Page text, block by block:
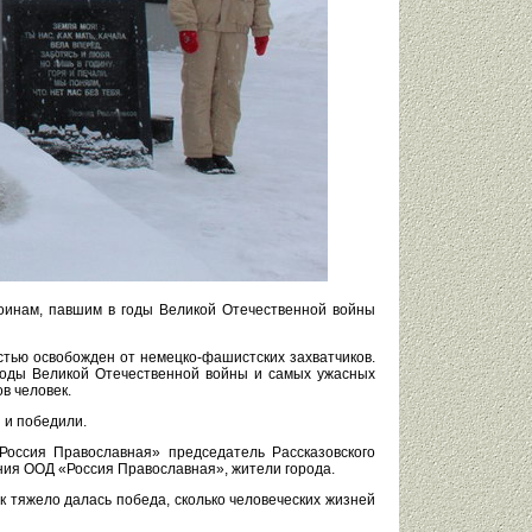
павшим в годы Великой Отечественной войны
освобожден от немецко-фашистских захватчиков.
Великой Отечественной войны и самых ужасных
человек.
и победили.
Православная» председатель Рассказовского
ООД «Россия Православная», жители города.
далась победа, сколько человеческих жизней